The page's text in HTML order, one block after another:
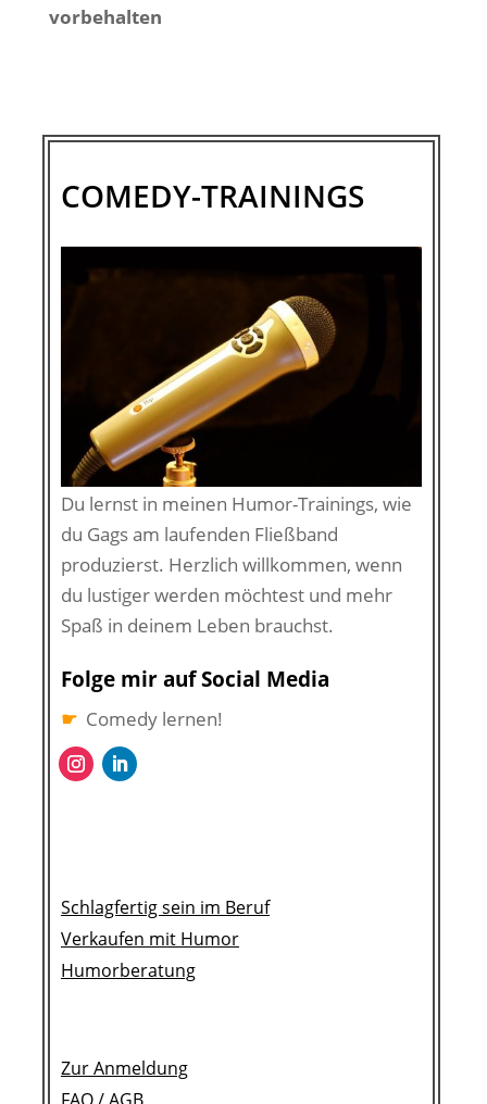
vorbehalten
COMEDY-TRAININGS
Du lernst in meinen Humor-Trainings, wie
du Gags am laufenden Fließband
produzierst. Herzlich willkommen, wenn
du lustiger werden möchtest und mehr
Spaß in deinem Leben brauchst.
Folge mir auf Social Media
☛ Comedy lernen!
Schlagfertig sein im Beruf
Verkaufen mit Humor
Humorberatung
Zur Anmeldung